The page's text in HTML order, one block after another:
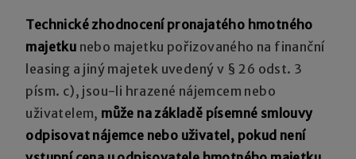
Technické zhodnocení pronajatého hmotného
majetku nebo majetku pořizovaného na finanční
leasing a jiný majetek uvedený v § 26 odst. 3
písm. c), jsou-li hrazené nájemcem nebo
uživatelem, může na základě písemné smlouvy
odpisovat nájemce nebo uživatel, pokud není